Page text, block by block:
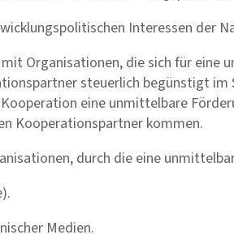
Interessen der
Organisationen, die sich für
steuerlich begünstigt im
eine unmittelbare
Kooperationspartner kommen.
durch die eine
Medien.